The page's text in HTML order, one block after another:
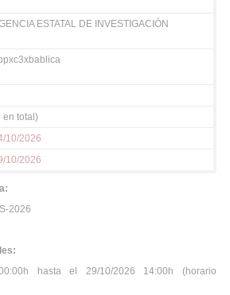
ESTATAL DE INVESTIGACIÓN
en total)
10/2026
10/2026
2026
hasta el 29/10/2026 14:00h (horario